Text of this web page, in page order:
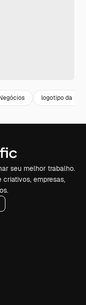
logotipo da
seu melhor trabalho.
criativos, empresas,